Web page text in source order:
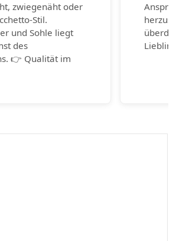
zwiegenäht oder
Stil.
und Sohle liegt
des
👉 Qualität im